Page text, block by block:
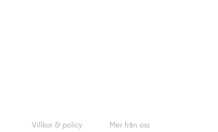
Villkor & policy Mer från oss